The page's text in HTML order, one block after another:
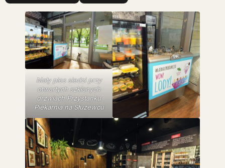
Mały pies siedzi przy
otwartych szklanych
drzwiach Przystanku
Piekarnia na Służewcu